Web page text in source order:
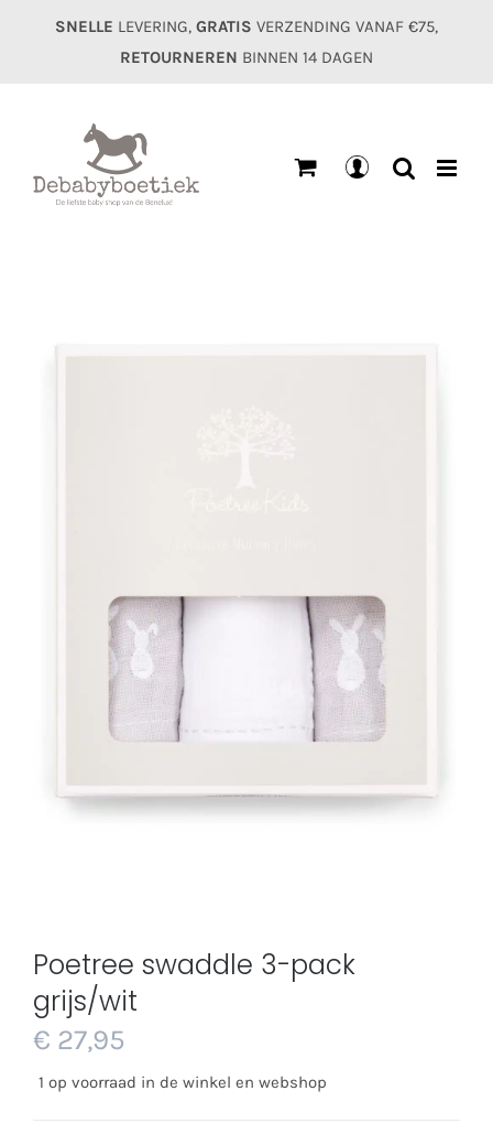
SNELLE LEVERING, GRATIS VERZENDING VANAF €75,
RETOURNEREN BINNEN 14 DAGEN
Poetree swaddle 3-pack
grijs/wit
€ 27,95
1 op voorraad in de winkel en webshop